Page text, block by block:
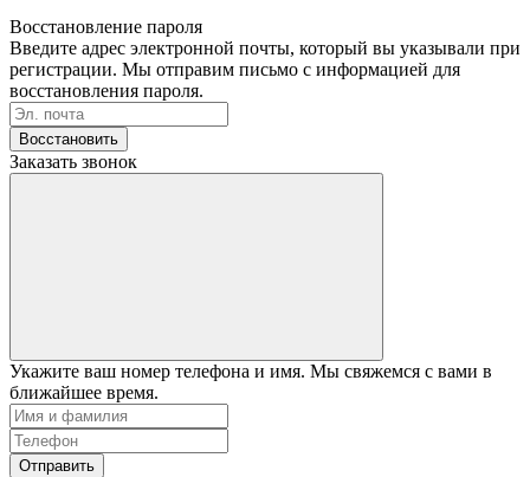
Восстановление пароля
Введите адрес электронной почты, который вы указывали при
регистрации. Мы отправим письмо с информацией для
восстановления пароля.
Восстановить
Заказать звонок
Укажите ваш номер телефона и имя. Мы свяжемся с вами в
ближайшее время.
Отправить